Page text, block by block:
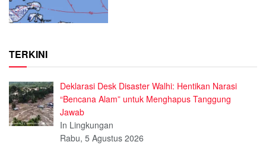
TERKINI
Deklarasi Desk Disaster Walhi: Hentikan Narasi
“Bencana Alam” untuk Menghapus Tanggung
Jawab
In Lingkungan
Rabu, 5 Agustus 2026